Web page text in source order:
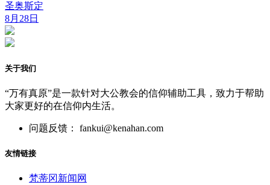
圣奥斯定
8月28日
关于我们
“万有真原”是一款针对大公教会的信仰辅助工具，致力于帮助
大家更好的在信仰内生活。
问题反馈： fankui@kenahan.com
友情链接
梵蒂冈新闻网